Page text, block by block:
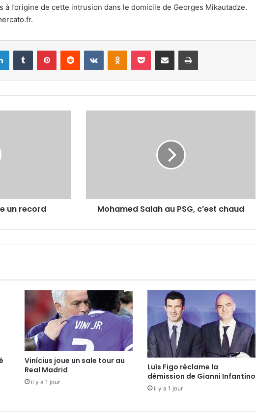
à l’origine de cette intrusion dans le domicile de Georges Mikautadze.
LinkedinTumblr PinterestReddit VKontakteOdnoklassniki
Pocket Partager par email Imprimer
un record Mohamed Salah au PSG, c’est chaud
Vinícius joue un sale tour au
Real Madrid
il y a 1 jour
Luís Figo réclame la
démission de Gianni Infantino
il y a 1 jour